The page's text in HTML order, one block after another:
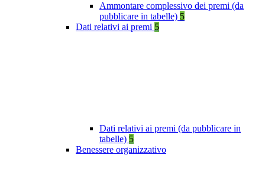
Ammontare complessivo dei premi (da
pubblicare in tabelle) 5
Dati relativi ai premi 5
Dati relativi ai premi (da pubblicare in
tabelle) 5
Benessere organizzativo